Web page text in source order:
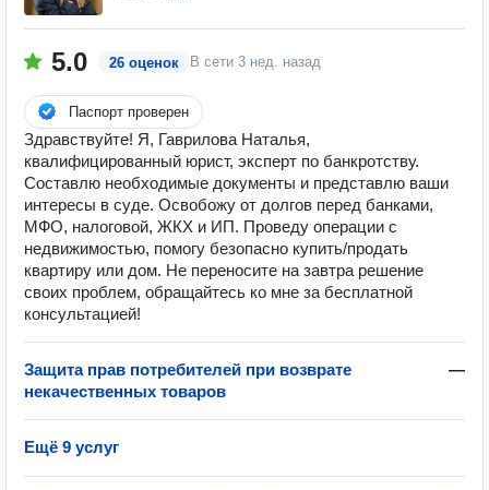
5.0 26 оценок В сети 3 нед. назад
Паспорт проверен
Здравствуйте! Я, Гаврилова Наталья,
квалифицированный юрист, эксперт по банкротству.
Составлю необходимые документы и представлю ваши
интересы в суде. Освобожу от долгов перед банками,
МФО, налоговой, ЖКХ и ИП. Проведу операции с
недвижимостью, помогу безопасно купить/продать
квартиру или дом. Не переносите на завтра решение
своих проблем, обращайтесь ко мне за бесплатной
консультацией!
Защита прав потребителей при возврате
некачественных товаров
—
Ещё 9 услуг